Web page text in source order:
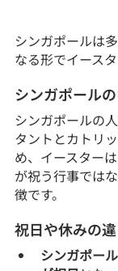
シンガポールは
なる形でイース
シンガポール
シンガポールの
タントとカトリ
め、イースター
が祝う行事では
徴です。
祝日や休みの
シンガポー